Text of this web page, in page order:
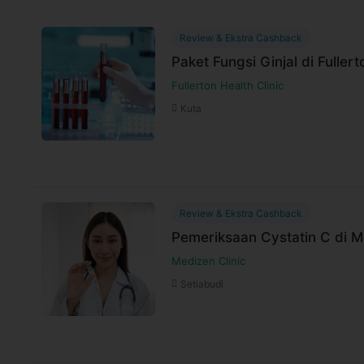
Syarat dan ketentuan dapat berubah
untuk pembelian setelah waktu perubahan
Harga paket sudah termasuk biaya
Review & Ekstra Cashback
Paket Fungsi Ginjal di
Fullerton Health Clinic
Kuta
Review & Ekstra Cashback
Pemeriksaan Cystatin C di
Medizen Clinic
Setiabudi